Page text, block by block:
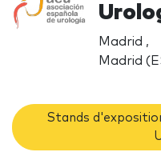
Madrid ,
Madrid
Stands